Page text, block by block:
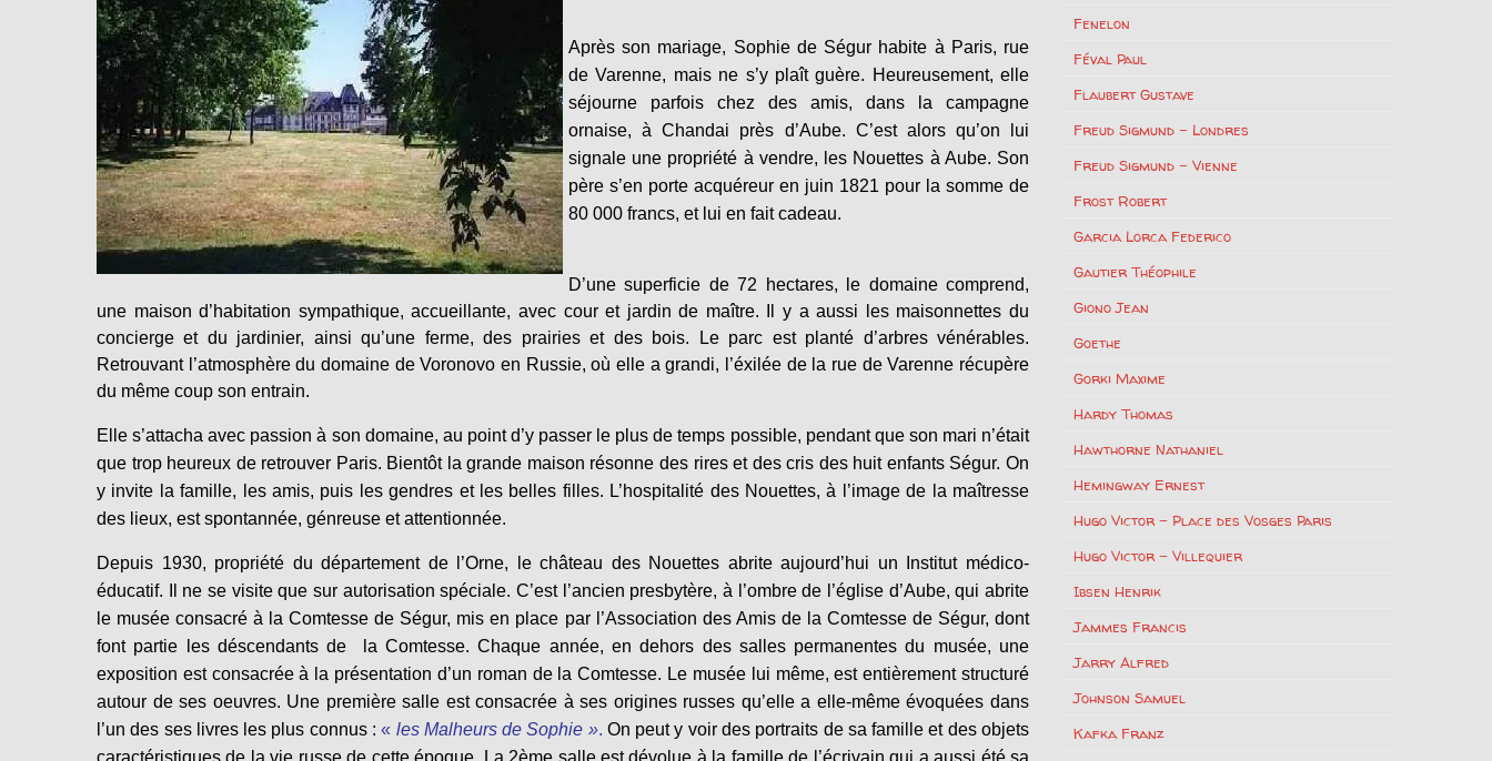
Après son mariage, Sophie de Ségur habite à Paris, rue
de Varenne, mais ne s’y plaît guère. Heureusement, elle
séjourne parfois chez des amis, dans la campagne
ornaise, à Chandai près d’Aube. C’est alors qu’on lui
signale une propriété à vendre, les Nouettes à Aube. Son
père s’en porte acquéreur en juin 1821 pour la somme de
80 000 francs, et lui en fait cadeau.
D’une superficie de 72 hectares, le domaine comprend,
une maison d’habitation sympathique, accueillante, avec cour et jardin de maître. Il y a aussi les maisonnettes du
concierge et du jardinier, ainsi qu’une ferme, des prairies et des bois. Le parc est planté d’arbres vénérables.
Retrouvant l’atmosphère du domaine de Voronovo en Russie, où elle a grandi, l’éxilée de la rue de Varenne récupère
du même coup son entrain.
Elle s’attacha avec passion à son domaine, au point d’y passer le plus de temps possible, pendant que son mari n’était
que trop heureux de retrouver Paris. Bientôt la grande maison résonne des rires et des cris des huit enfants Ségur. On
y invite la famille, les amis, puis les gendres et les belles filles. L’hospitalité des Nouettes, à l’image de la maîtresse
des lieux, est spontannée, génreuse et attentionnée.
Depuis 1930, propriété du département de l’Orne, le château des Nouettes abrite aujourd’hui un Institut médico-
éducatif. Il ne se visite que sur autorisation spéciale. C’est l’ancien presbytère, à l’ombre de l’église d’Aube, qui abrite
le musée consacré à la Comtesse de Ségur, mis en place par l’Association des Amis de la Comtesse de Ségur, dont
font partie les déscendants de la Comtesse. Chaque année, en dehors des salles permanentes du musée, une
exposition est consacrée à la présentation d’un roman de la Comtesse. Le musée lui même, est entièrement structuré
autour de ses oeuvres. Une première salle est consacrée à ses origines russes qu’elle a elle-même évoquées dans
l’un des ses livres les plus connus :« les Malheurs de Sophie ». On peut y voir des portraits de sa famille et des objets
caractéristiques de la vie russe de cette époque. La 2ème salle est dévolue à la famille de l’écrivain qui a aussi été sa
Fenelon
Féval Paul
Flaubert Gustave
Freud Sigmund – Londres
Freud Sigmund – Vienne
Frost Robert
Garcia Lorca Federico
Gautier Théophile
Giono Jean
Goethe
Gorki Maxime
Hardy Thomas
Hawthorne Nathaniel
Hemingway Ernest
Hugo Victor – Place des Vosges Paris
Hugo Victor – Villequier
Ibsen Henrik
Jammes Francis
Jarry Alfred
Johnson Samuel
Kafka Franz